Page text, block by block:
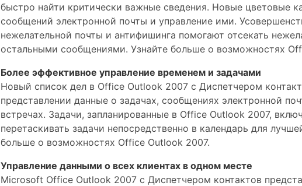
быстро найти критически важные сведения. Новые цветовые
сообщений электронной почты и управление ими.
нежелательной почты и антифишинга помогают отсекать
остальными сообщениями. Узнайте больше о возможностях
Более эффективное управление временем и задачами
Новый список дел в Office Outlook 2007 с Диспетчером
представлении данные о задачах, сообщениях электронной
встречах. Задачи, запланированные в Office Outlook 2007,
перетаскивать задачи непосредственно в календарь для
больше о возможностях Office Outlook 2007.
Управление данными о всех клиентах в одном месте
Microsoft Office Outlook 2007 с Диспетчером контактов